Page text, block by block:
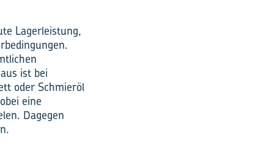
Lagerleistung,
ist bei
oder Schmieröl
eine
Dagegen